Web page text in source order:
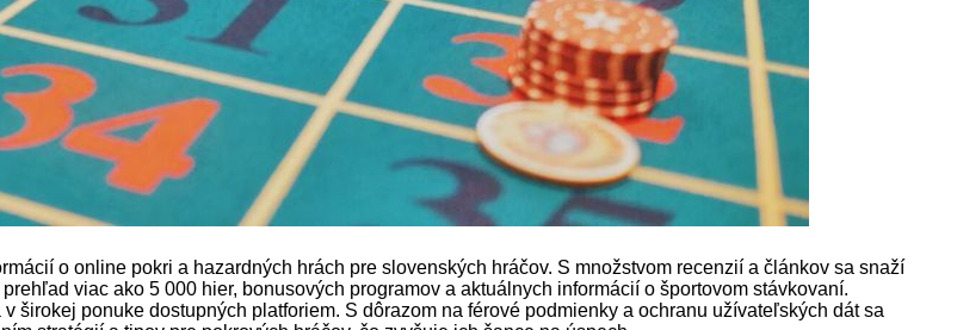
o online pokri a hazardných hrách pre slovenských hráčov. S množstvom recenzií a článkov sa snaží
viac ako 5 000 hier, bonusových programov a aktuálnych informácií o športovom stávkovaní.
širokej ponuke dostupných platforiem. S dôrazom na férové podmienky a ochranu užívateľských dát sa